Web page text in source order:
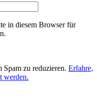
in diesem Browser für
Spam zu reduzieren. Erfahre,
werden.